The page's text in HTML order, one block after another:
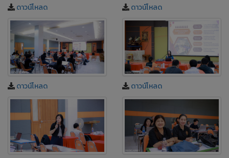
ดาวน์โหลด ดาวน์โหลด
ดาวน์โหลด ดาวน์โหลด